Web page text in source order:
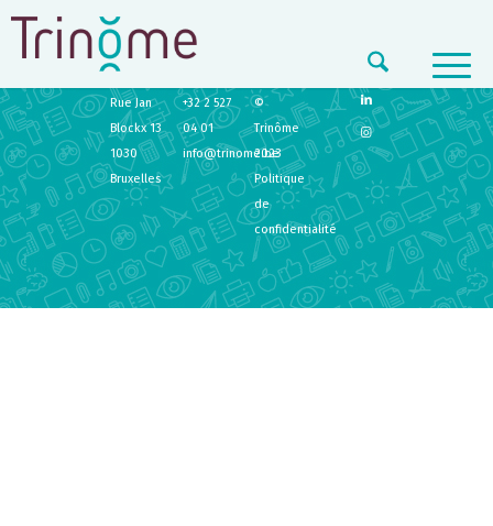
TRINÔME
Rue Jan
Blockx 13
1030
Bruxelles
+32 2 527
04 01
info@trinome.be
©
Trinôme
2023
Politique
de
confidentialité